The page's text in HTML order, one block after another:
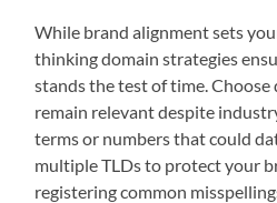
While brand alignment sets
thinking domain strategies
stands the test of time. Choose
remain relevant despite
terms or numbers that could
multiple TLDs to protect your
registering common